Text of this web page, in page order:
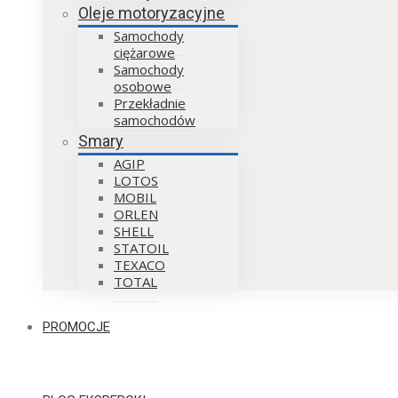
Oleje motoryzacyjne
Samochody
ciężarowe
Samochody
osobowe
Przekładnie
samochodów
Smary
AGIP
LOTOS
MOBIL
ORLEN
SHELL
STATOIL
TEXACO
TOTAL
PROMOCJE